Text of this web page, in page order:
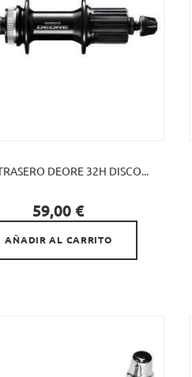
DEORE 32H DISCO...
Precio
59,00 €

AÑADIR AL CARRITO